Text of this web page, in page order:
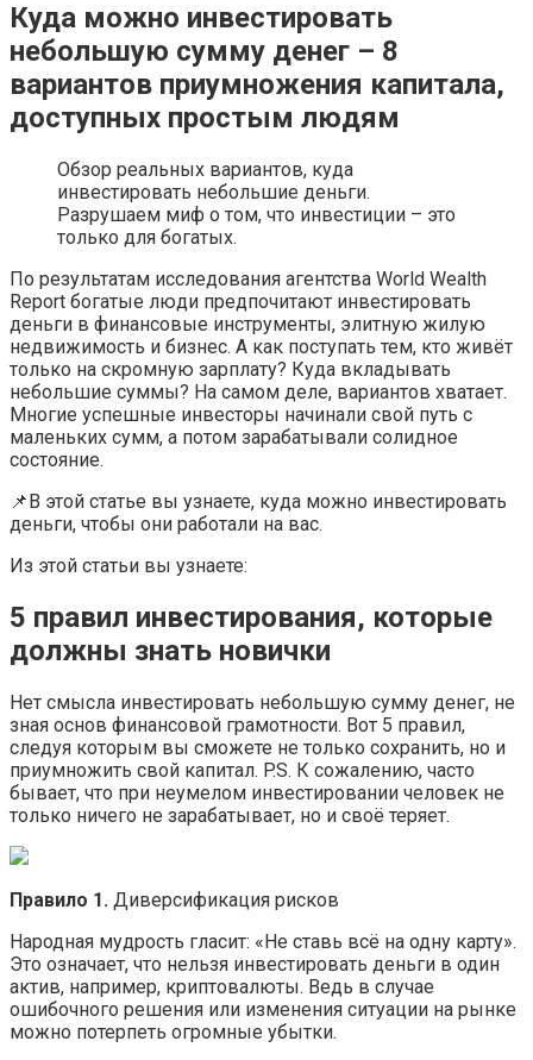
Куда можно инвестировать
небольшую сумму денег – 8
вариантов приумножения капитала,
доступных простым людям
Обзор реальных вариантов, куда
инвестировать небольшие деньги.
Разрушаем миф о том, что инвестиции – это
только для богатых.
По результатам исследования агентства World Wealth
Report богатые люди предпочитают инвестировать
деньги в финансовые инструменты, элитную жилую
недвижимость и бизнес. А как поступать тем, кто живёт
только на скромную зарплату? Куда вкладывать
небольшие суммы? На самом деле, вариантов хватает.
Многие успешные инвесторы начинали свой путь с
маленьких сумм, а потом зарабатывали солидное
состояние.
📌В этой статье вы узнаете, куда можно инвестировать
деньги, чтобы они работали на вас.
Из этой статьи вы узнаете:
5 правил инвестирования, которые
должны знать новички
Нет смысла инвестировать небольшую сумму денег, не
зная основ финансовой грамотности. Вот 5 правил,
следуя которым вы сможете не только сохранить, но и
приумножить свой капитал. P.S. К сожалению, часто
бывает, что при неумелом инвестировании человек не
только ничего не зарабатывает, но и своё теряет.
Правило 1. Диверсификация рисков
Народная мудрость гласит: «Не ставь всё на одну карту».
Это означает, что нельзя инвестировать деньги в один
актив, например, криптовалюты. Ведь в случае
ошибочного решения или изменения ситуации на рынке
можно потерпеть огромные убытки.